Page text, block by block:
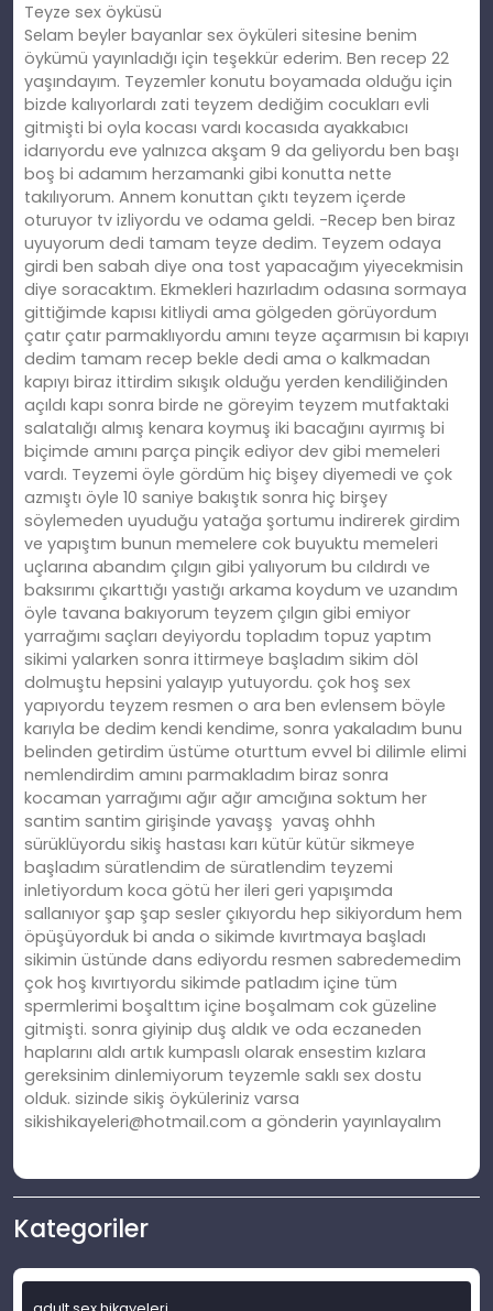
Teyze sex öyküsü
Selam beyler bayanlar sex öyküleri sitesine benim
öykümü yayınladığı için teşekkür ederim. Ben recep 22
yaşındayım. Teyzemler konutu boyamada olduğu için
bizde kalıyorlardı zati teyzem dediğim cocukları evli
gitmişti bi oyla kocası vardı kocasıda ayakkabıcı
idarıyordu eve yalnızca akşam 9 da geliyordu ben başı
boş bi adamım herzamanki gibi konutta nette
takılıyorum. Annem konuttan çıktı teyzem içerde
oturuyor tv izliyordu ve odama geldi. -Recep ben biraz
uyuyorum dedi tamam teyze dedim. Teyzem odaya
girdi ben sabah diye ona tost yapacağım yiyecekmisin
diye soracaktım. Ekmekleri hazırladım odasına sormaya
gittiğimde kapısı kitliydi ama gölgeden görüyordum
çatır çatır parmaklıyordu amını teyze açarmısın bi kapıyı
dedim tamam recep bekle dedi ama o kalkmadan
kapıyı biraz ittirdim sıkışık olduğu yerden kendiliğinden
açıldı kapı sonra birde ne göreyim teyzem mutfaktaki
salatalığı almış kenara koymuş iki bacağını ayırmış bi
biçimde amını parça pinçik ediyor dev gibi memeleri
vardı. Teyzemi öyle gördüm hiç bişey diyemedi ve çok
azmıştı öyle 10 saniye bakıştık sonra hiç birşey
söylemeden uyuduğu yatağa şortumu indirerek girdim
ve yapıştım bunun memelere cok buyuktu memeleri
uçlarına abandım çılgın gibi yalıyorum bu cıldırdı ve
baksırımı çıkarttığı yastığı arkama koydum ve uzandım
öyle tavana bakıyorum teyzem çılgın gibi emiyor
yarrağımı saçları deyiyordu topladım topuz yaptım
sikimi yalarken sonra ittirmeye başladım sikim döl
dolmuştu hepsini yalayıp yutuyordu. çok hoş sex
yapıyordu teyzem resmen o ara ben evlensem böyle
karıyla be dedim kendi kendime, sonra yakaladım bunu
belinden getirdim üstüme oturttum evvel bi dilimle elimi
nemlendirdim amını parmakladım biraz sonra
kocaman yarrağımı ağır ağır amcığına soktum her
santim santim girişinde yavaşş yavaş ohhh
sürüklüyordu sikiş hastası karı kütür kütür sikmeye
başladım süratlendim de süratlendim teyzemi
inletiyordum koca götü her ileri geri yapışımda
sallanıyor şap şap sesler çıkıyordu hep sikiyordum hem
öpüşüyorduk bi anda o sikimde kıvırtmaya başladı
sikimin üstünde dans ediyordu resmen sabredemedim
çok hoş kıvırtıyordu sikimde patladım içine tüm
spermlerimi boşalttım içine boşalmam cok güzeline
gitmişti. sonra giyinip duş aldık ve oda eczaneden
haplarını aldı artık kumpaslı olarak ensestim kızlara
gereksinim dinlemiyorum teyzemle saklı sex dostu
olduk. sizinde sikiş öyküleriniz varsa
sikishikayeleri@hotmail.com a gönderin yayınlayalım
Kategoriler